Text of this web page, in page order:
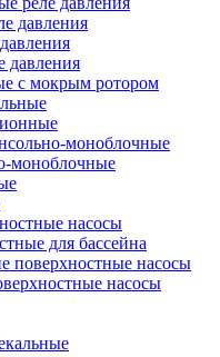
давления
давления
с мокрым ротором
моноблочные
моноблочные
насосы
для бассейна
поверхностные насосы
насосы